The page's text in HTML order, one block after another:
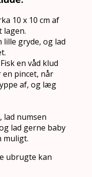
10 x 10 cm af
lagen.
gryde, og lad
en våd klud
pincet, når
af, og læg
lad numsen
lad gerne baby
muligt.
ubrugte kan